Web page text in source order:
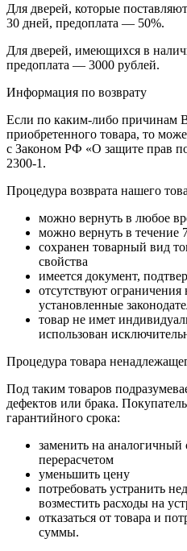
Для дверей, которые
30 дней, предоплата — 50%.
Для дверей, имеющихся в
предоплата — 3000 рублей.
Информация по возврату
Если по каким-либо причинам
приобретенного товара, то
с Законом РФ «О защите прав
2300-1.
Процедура возврата нашего
можно вернуть в любое
можно вернуть в течение
сохранен товарный вид
свойства
имеется документ,
отсутствуют
установленные
товар не имет
использован
Процедура товара
Под таким товаров
дефектов или брака.
гарантийного срока:
заменить на
перерасчетом
уменьшить цену
потребовать устранить
возместить расходы на
отказаться от товара и
суммы.